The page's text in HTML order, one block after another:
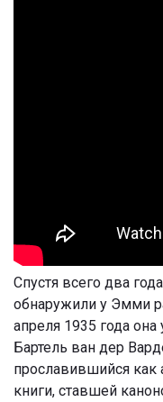
Спустя всего два
обнаружили у Эмми
апреля 1935 года
Бартель ван дер
прославившийся
книги, ставшей